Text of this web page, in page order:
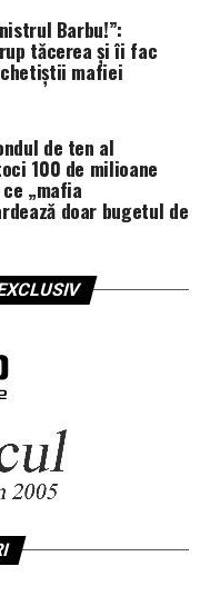
Barbu!”:
tăcerea și îi fac
mafiei
de ten al
100 de milioane
„mafia
doar bugetul de